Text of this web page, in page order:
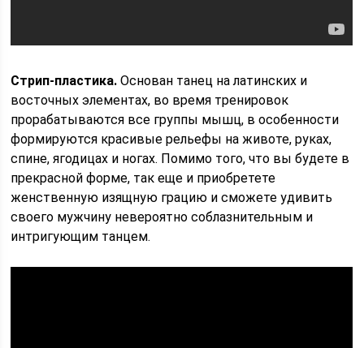
Стрип-пластика. Основан танец на латинских и
восточных элементах, во время тренировок
прорабатываются все группы мышц, в особенности
формируются красивые рельефы на животе, руках,
спине, ягодицах и ногах. Помимо того, что вы будете в
прекрасной форме, так еще и приобретете
женственную изящную грацию и сможете удивить
своего мужчину невероятно соблазнительным и
интригующим танцем.